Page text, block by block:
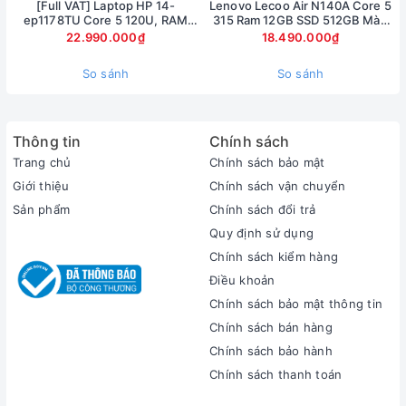
Bàn‌ ‌phím‌ ‌của‌ ‌OMEN‌ ‌15‌ ‌đã‌ ‌được‌ ‌thiết‌ ‌kế‌ ‌lại,‌ ‌với‌ ‌bố‌ ‌trí‌ ‌các‌
‌phím‌ ‌rộng‌ ‌hơn,‌ ‌tối‌ ‌ưu‌ ‌hóa‌ ‌trải‌ ‌nghiệm‌ gaming.‌ ‌Hệ‌ ‌thống‌ ‌ký‌ ‌tự‌
‌được‌ ‌thiết‌ ‌kế‌ ‌lại,‌ ‌trông‌ ‌góc‌ ‌cạnh‌ ‌và‌ ‌hầm‌ ‌hố‌ ‌hơn.‌ ‌Chiếc‌ ‌máy‌
‌đã‌ ‌lược‌ ‌bỏ‌ ‌hệ‌ ‌thống‌ phím‌ ‌số‌ ‌đi‌ ‌so‌ ‌với‌ ‌phiên‌ ‌bản‌ ‌trước.‌
‌Keycaps‌ ‌được‌ ‌làm‌ ‌phẳng,‌ ‌tuy‌ ‌nhiên‌ ‌hành‌ ‌trình‌ ‌sâu,‌ ‌phản‌ ‌hồi‌
[Full VAT] Laptop HP 14-
ep1178TU Core 5 120U, RAM
16GB, SSD 1TB, 14 inch FHD,
Windows 11
22.990.000₫
So sánh
Lenovo Lecoo Air N140A Core 5
315 Ram 12GB SSD 512GB Màn
hình 14inch FullHD
18.490.000₫
So sánh
Thông tin
Trang chủ
Giới thiệu
Sản phẩm
Chính sách
Chính sách bảo mật
Chính sách vận chuyển
Chính sách đổi trả
Quy định sử dụng
Chính sách kiểm hàng
Điều khoản
Chính sách bảo mật thông tin
Chính sách bán hàng
Chính sách bảo hành
Chính sách thanh toán